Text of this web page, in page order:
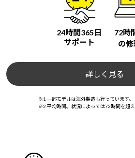
24時間365日
サポート
72時
の
詳しく見る
※1 一部モデルは海外製造も行っています。
※2 平均時間。状況によっては72時間を超え